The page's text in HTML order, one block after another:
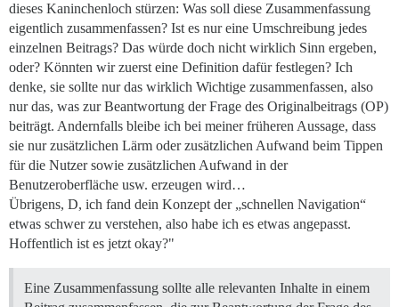
dieses Kaninchenloch stürzen: Was soll diese Zusammenfassung
eigentlich zusammenfassen? Ist es nur eine Umschreibung jedes
einzelnen Beitrags? Das würde doch nicht wirklich Sinn ergeben,
oder? Könnten wir zuerst eine Definition dafür festlegen? Ich
denke, sie sollte nur das wirklich Wichtige zusammenfassen, also
nur das, was zur Beantwortung der Frage des Originalbeitrags (OP)
beiträgt. Andernfalls bleibe ich bei meiner früheren Aussage, dass
sie nur zusätzlichen Lärm oder zusätzlichen Aufwand beim Tippen
für die Nutzer sowie zusätzlichen Aufwand in der
Benutzeroberfläche usw. erzeugen wird…
Übrigens, D, ich fand dein Konzept der „schnellen Navigation“
etwas schwer zu verstehen, also habe ich es etwas angepasst.
Hoffentlich ist es jetzt okay?"
Eine Zusammenfassung sollte alle relevanten Inhalte in einem